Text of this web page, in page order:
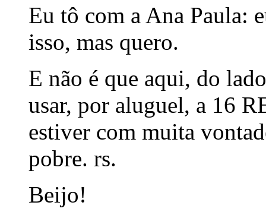
Eu tô com a Ana Paula:
isso, mas quero.
E não é que aqui, do
usar, por aluguel, a 16
estiver com muita
pobre. rs.
Beijo!